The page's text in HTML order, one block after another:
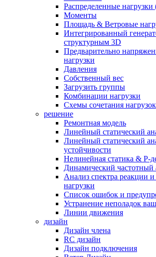
Распределенные
Моменты
Площадь & Ветровые
Интегрированный
структурным 3D
Предварительно
нагрузки
Давления
Собственный вес
Загрузить группы
Комбинации нагрузки
Схемы сочетания нагрузок
решение
Ремонтная модель
Линейный статический
Линейный статический
устойчивости
Нелинейная статика & P-
Динамический частотный
Анализ спектра реакции
нагрузки
Список ошибок и
Устранение неполадок
Линии движения
дизайн
Дизайн члена
RC дизайн
Дизайн подключения